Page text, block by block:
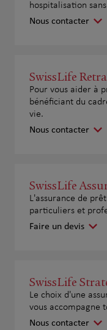
hospitalisation
Nous contacter
SwissLife
Pour vous aider à
bénéficiant du
vie.
Nous contacter
SwissLife
L'assurance de
particuliers et
Faire un devis
SwissLife
Le choix d'une
vous accompagne
Nous contacter